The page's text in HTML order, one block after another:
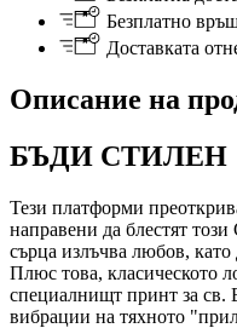
Безплатно
Доставката
Описание на
БЪДИ СТИЛЕН
Тези платформи
направени да блестят
сърца излъчва любов,
Плюс това, класическото
специалнищт принт за св.
вибрации на тяхното